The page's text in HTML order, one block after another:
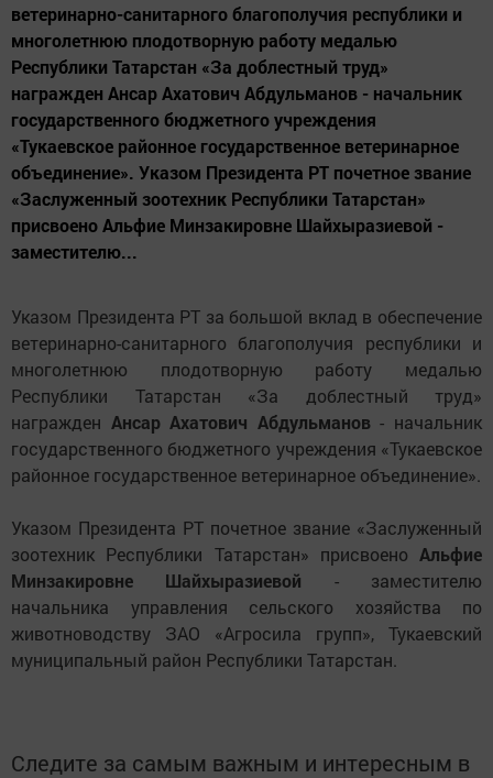
ветеринарно-санитарного благополучия республики и
многолетнюю плодотворную работу медалью
Республики Татарстан «За доблестный труд»
награжден Ансар Ахатович Абдульманов - начальник
государственного бюджетного учреждения
«Тукаевское районное государственное ветеринарное
объединение». Указом Президента РТ почетное звание
«Заслуженный зоотехник Республики Татарстан»
присвоено Альфие Минзакировне Шайхыразиевой -
заместителю...
Указом Президента РТ за большой вклад в обеспечение
ветеринарно-санитарного благополучия республики и
многолетнюю плодотворную работу медалью
Республики Татарстан «За доблестный труд»
награжден Ансар Ахатович Абдульманов- начальник
государственного бюджетного учреждения «Тукаевское
районное государственное ветеринарное объединение».
Указом Президента РТ почетное звание «Заслуженный
зоотехник Республики Татарстан» присвоено Альфие
Минзакировне Шайхыразиевой - заместителю
начальника управления сельского хозяйства по
животноводству ЗАО «Агросила групп», Тукаевский
муниципальный район Республики Татарстан.
Следите за самым важным и интересным в